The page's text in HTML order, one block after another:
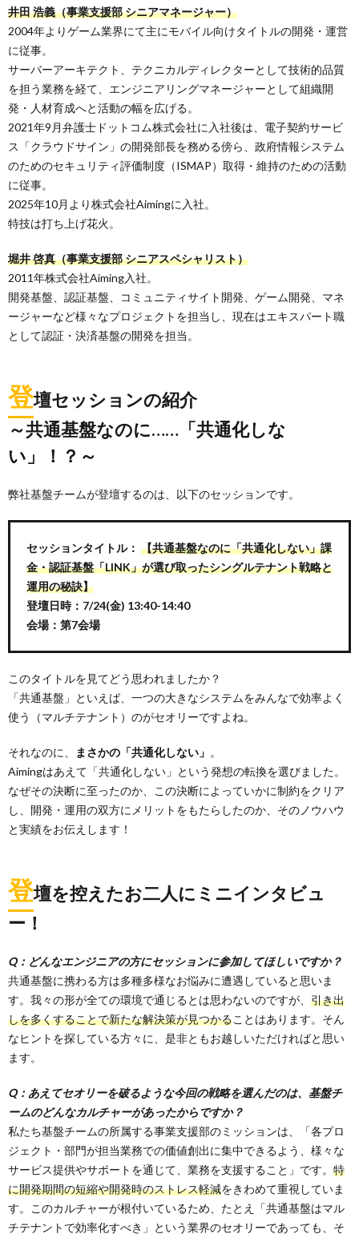
井田 浩義（事業支援部 シニアマネージャー）
2004年よりゲーム業界にて主にモバイル向けタイトルの開発・運営
に従事。
サーバーアーキテクト、テクニカルディレクターとして技術的品質
を担う業務を経て、エンジニアリングマネージャーとして組織開
発・人材育成へと活動の幅を広げる。
2021年9月弁護士ドットコム株式会社に入社後は、電子契約サービ
ス「クラウドサイン」の開発部長を務める傍ら、政府情報システム
のためのセキュリティ評価制度（ISMAP）取得・維持のための活動
に従事。
2025年10月より株式会社Aimingに入社。
特技は打ち上げ花火。
堀井 啓真（事業支援部 シニアスペシャリスト）
2011年株式会社Aiming入社。
開発基盤、認証基盤、コミュニティサイト開発、ゲーム開発、マネ
ージャーなど様々なプロジェクトを担当し、現在はエキスパート職
として認証・決済基盤の開発を担当。
登壇セッションの紹介
～共通基盤なのに……「共通化しな
い」！？～
弊社基盤チームが登壇するのは、以下のセッションです。
セッションタイトル： 【共通基盤なのに「共通化しない」課
金・認証基盤「LINK」が選び取ったシングルテナント戦略と
運用の秘訣】
登壇日時：7/24(金) 13:40-14:40
会場：第7会場
このタイトルを見てどう思われましたか？
「共通基盤」といえば、一つの大きなシステムをみんなで効率よく
使う（マルチテナント）のがセオリーですよね。
それなのに、 まさかの「共通化しない」 。
Aimingはあえて「共通化しない」という発想の転換を選びました。
なぜその決断に至ったのか、この決断によっていかに制約をクリア
し、開発・運用の双方にメリットをもたらしたのか、そのノウハウ
と実績をお伝えします！
登壇を控えたお二人にミニインタビュ
ー！
Q：どんなエンジニアの方にセッションに参加してほしいですか？
共通基盤に携わる方は多種多様なお悩みに遭遇していると思いま
す。我々の形が全ての環境で通じるとは思わないのですが、 引き出
しを多くすることで新たな解決策が見つかることはあります。そん
なヒントを探している方々に、是非ともお越しいただければと思い
ます。
Q：あえてセオリーを破るような今回の戦略を選んだのは、基盤チ
ームのどんなカルチャーがあったからですか？
私たち基盤チームの所属する事業支援部のミッションは、「各プロ
ジェクト・部門が担当業務での価値創出に集中できるよう、様々な
サービス提供やサポートを通じて、業務を支援すること」です。 特
に開発期間の短縮や開発時のストレス軽減をきわめて重視していま
す。このカルチャーが根付いているため、たとえ「共通基盤はマル
チテナントで効率化すべき」という業界のセオリーであっても、そ